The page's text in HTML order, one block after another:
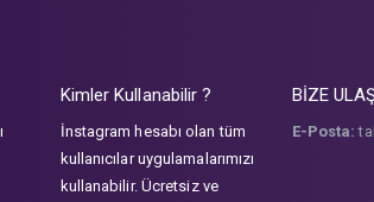
Kimler Kullanabilir ?
İnstagram hesabı olan tüm
kullanıcılar uygulamalarımızı
kullanabilir. Ücretsiz ve
BİZE
E-Posta: